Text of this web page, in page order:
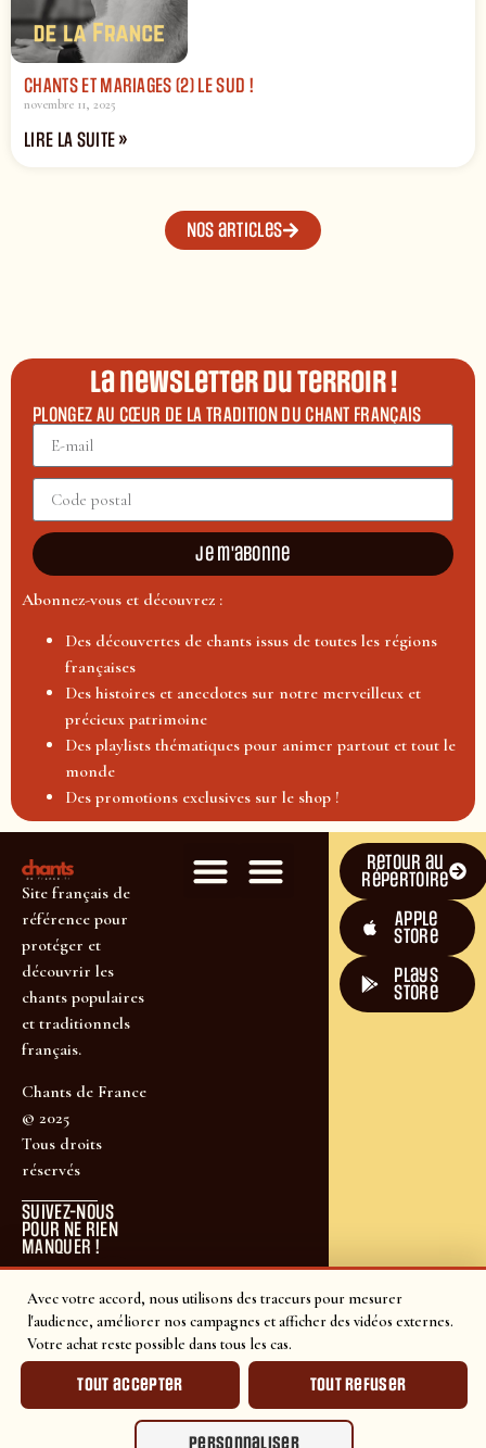
Avec votre accord, nous utilisons des traceurs pour mesurer
l'audience, améliorer nos campagnes et afficher des vidéos externes.
Votre achat reste possible dans tous les cas.
Tout accepter Tout refuser
Personnaliser
CHANTS ET MARIAGES (2) LE SUD !
novembre 11, 2025
LIRE LA SUITE »
Nos articles
La newsletter du terroir !
PLONGEZ AU CŒUR DE LA TRADITION DU CHANT FRANÇAIS
Je m'abonne
Abonnez-vous et découvrez :
Des découvertes de chants issus de toutes les régions
françaises
Des histoires et anecdotes sur notre merveilleux et
précieux patrimoine
Des playlists thématiques pour animer partout et tout le
monde
Des promotions exclusives sur le shop !
Site français de
référence pour
protéger et
découvrir les
chants populaires
et traditionnels
français.
Chants de France
© 2025
Tous droits
réservés
SUIVEZ-NOUS
POUR NE RIEN
MANQUER !
Retour au
répertoire
Apple
Store
plays
store